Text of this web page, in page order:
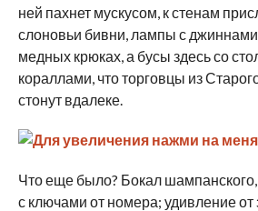
ней пахнет мускусом, к стенам
слоновьи бивни, лампы с джиннами
медных крюках, а бусы здесь со
кораллами, что торговцы из
стонут вдалеке.
Что еще было? Бокал
с ключами от номера; удивление от